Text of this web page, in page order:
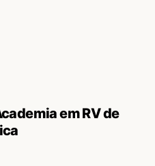
em RV de